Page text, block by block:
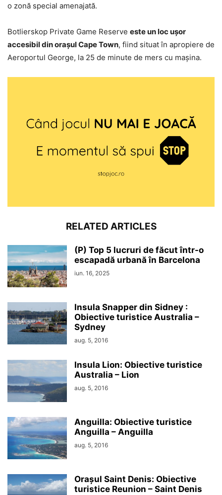
o zonă special amenajată.
Botlierskop Private Game Reserve este un loc uşor
accesibil din oraşul Cape Town, fiind situat în apropiere de
Aeroportul George, la 25 de minute de mers cu maşina.
RELATED ARTICLES
(P) Top 5 lucruri de făcut într-o
escapadă urbană în Barcelona
iun. 16, 2025
Insula Snapper din Sidney :
Obiective turistice Australia –
Sydney
aug. 5, 2016
Insula Lion: Obiective turistice
Australia – Lion
aug. 5, 2016
Anguilla: Obiective turistice
Anguilla – Anguilla
aug. 5, 2016
Orașul Saint Denis: Obiective
turistice Reunion – Saint Denis